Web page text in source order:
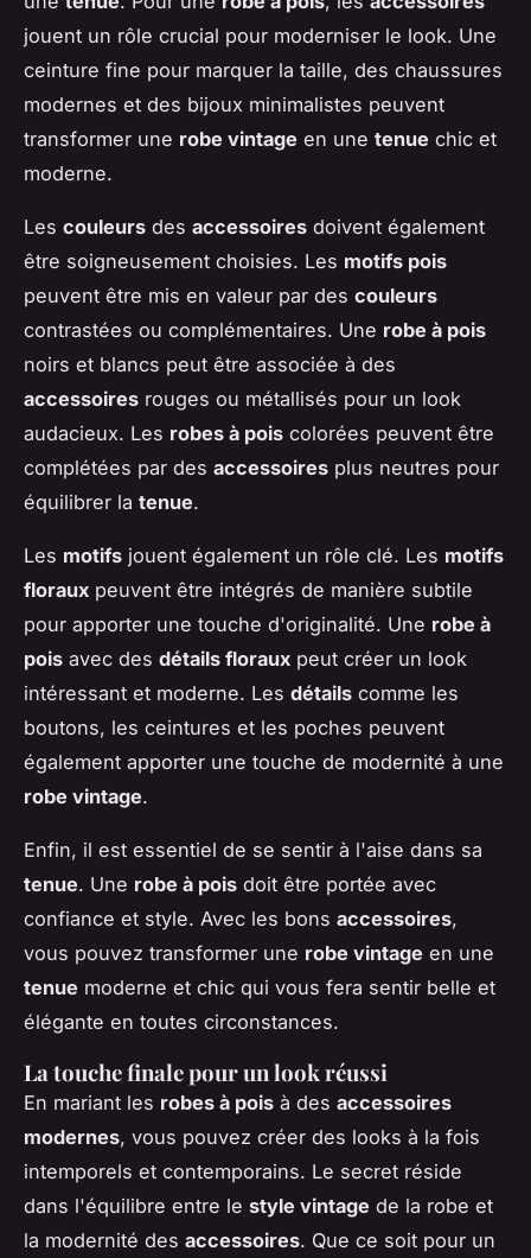
jouent un rôle crucial pour moderniser le look. Une
ceinture fine pour marquer la taille, des chaussures
modernes et des bijoux minimalistes peuvent
transformer une robe vintage en une tenue chic et
moderne.
Les couleurs des accessoires doivent également
être soigneusement choisies. Les motifs pois
peuvent être mis en valeur par des couleurs
contrastées ou complémentaires. Une robe à pois
noirs et blancs peut être associée à des
accessoires rouges ou métallisés pour un look
audacieux. Les robes à pois colorées peuvent être
complétées par des accessoires plus neutres pour
équilibrer la tenue.
Les motifs jouent également un rôle clé. Les motifs
floraux peuvent être intégrés de manière subtile
pour apporter une touche d'originalité. Une robe à
pois avec des détails floraux peut créer un look
intéressant et moderne. Les détails comme les
boutons, les ceintures et les poches peuvent
également apporter une touche de modernité à une
robe vintage.
Enfin, il est essentiel de se sentir à l'aise dans sa
tenue. Une robe à pois doit être portée avec
confiance et style. Avec les bons accessoires,
vous pouvez transformer une robe vintage en une
tenue moderne et chic qui vous fera sentir belle et
élégante en toutes circonstances.
La touche finale pour un look réussi
En mariant les robes à pois à des accessoires
modernes, vous pouvez créer des looks à la fois
intemporels et contemporains. Le secret réside
dans l'équilibre entre le style vintage de la robe et
la modernité des accessoires. Que ce soit pour un